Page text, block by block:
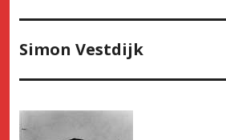
Simon Vestdijk